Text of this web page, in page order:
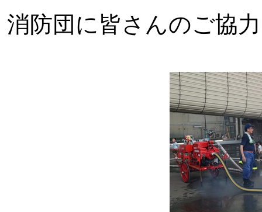
消防団に皆さんのご協